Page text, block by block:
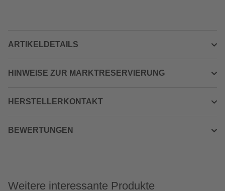
ARTIKELDETAILS
HINWEISE ZUR MARKTRESERVIERUNG
HERSTELLERKONTAKT
BEWERTUNGEN
Weitere interessante Produkte